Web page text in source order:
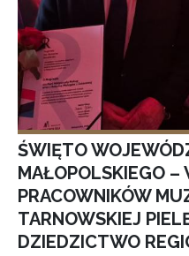
ŚWIĘTO
MAŁOPOLSKIEGO –
PRACOWNIKÓW
TARNOWSKIEJ
DZIEDZICTWO